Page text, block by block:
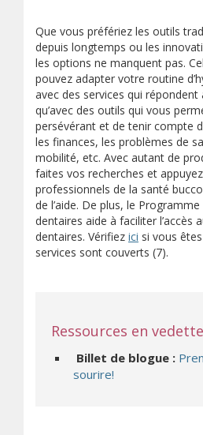
Que vous préfériez les outils
depuis longtemps ou les
les options ne manquent pas.
pouvez adapter votre routine
avec des services qui répondent
qu’avec des outils qui vous
persévérant et de tenir compte
les finances, les problèmes de
mobilité, etc. Avec autant de
faites vos recherches et
professionnels de la santé
de l’aide. De plus, le
dentaires aide à faciliter l’accès
dentaires. Vérifiez ici si vous
services sont couverts (7).
Ressources en vedette
Billet de blogue :
sourire!